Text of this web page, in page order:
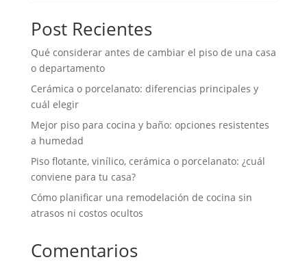
Post Recientes
Qué considerar antes de cambiar el piso de una casa
o departamento
Cerámica o porcelanato: diferencias principales y
cuál elegir
Mejor piso para cocina y baño: opciones resistentes
a humedad
Piso flotante, vinílico, cerámica o porcelanato: ¿cuál
conviene para tu casa?
Cómo planificar una remodelación de cocina sin
atrasos ni costos ocultos
Comentarios